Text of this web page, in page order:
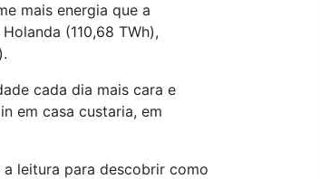
mais energia que a
(110,68 TWh),
cada dia mais cara e
em casa custaria, em
a leitura para descobrir como